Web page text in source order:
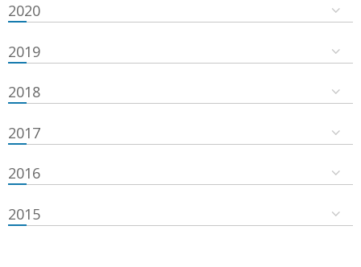
2020
2019
2018
2017
2016
2015